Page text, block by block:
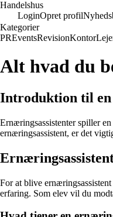
Handelshus
LoginOpret profil
Kategorier
PREventsRevisionKontor
Alt hvad du
Introduktion til en
Ernæringsassistenter spiller
ernæringsassistent, er det
For at blive
erfaring. Som elev vil du